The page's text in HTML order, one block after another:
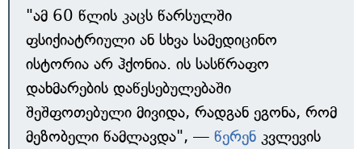
"ამ 60 წლის კაცს წარსულში
ფსიქიატრიული ან სხვა სამედიცინო
ისტორია არ ჰქონია. ის სასწრაფო
დახმარების დაწესებულებაში
შეშფოთებული მივიდა, რადგან ეგონა, რომ
მეზობელი წამლავდა", — წერენ კვლევის